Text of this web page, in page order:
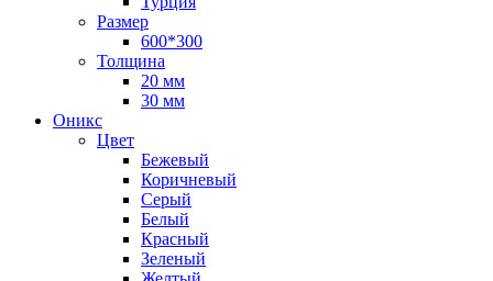
Размер
600*300
Толщина
20 мм
30 мм
Оникс
Цвет
Бежевый
Коричневый
Серый
Белый
Красный
Зеленый